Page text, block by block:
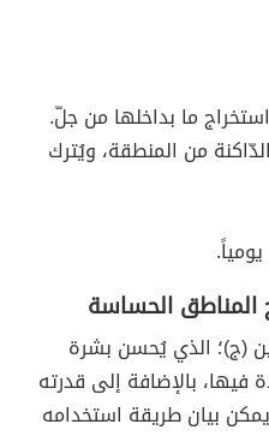
ما بداخلها من جلّ.
من المنطقة، ويُترك
المناطق الحساسة
(ج)؛ الذي يُحسن بشرة
فيها، بالإضافة إلى قدرته
بيان طريقة استخدامه